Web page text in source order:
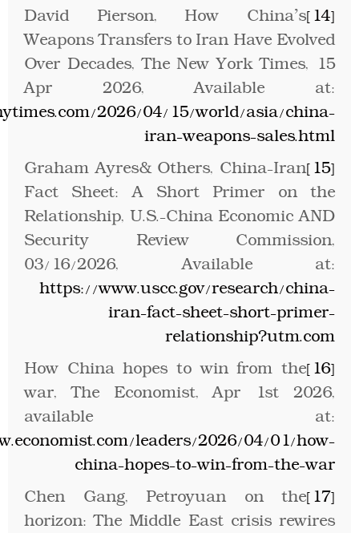
[14]
David Pierson, How China’s
Weapons Transfers to Iran Have Evolved
Over Decades, The New York Times, 15
Apr 2026, Available at:
2026/04/15/world/asia/china-
iran-weapons-sales.html
[15]
Graham Ayres& Others, China-Iran
Fact Sheet: A Short Primer on the
Relationship, U.S.-China Economic AND
Security Review Commission,
03/16/2026, Available at:
https://www.uscc.gov/research/china-
iran-fact-sheet-short-primer-
relationship?utm.com
[16]
How China hopes to win from the
war, The Economist, Apr 1st 2026,
available at:
leaders/2026/04/01/how-
china-hopes-to-win-from-the-war
[17]
Chen Gang, Petroyuan on the
horizon: The Middle East crisis rewires